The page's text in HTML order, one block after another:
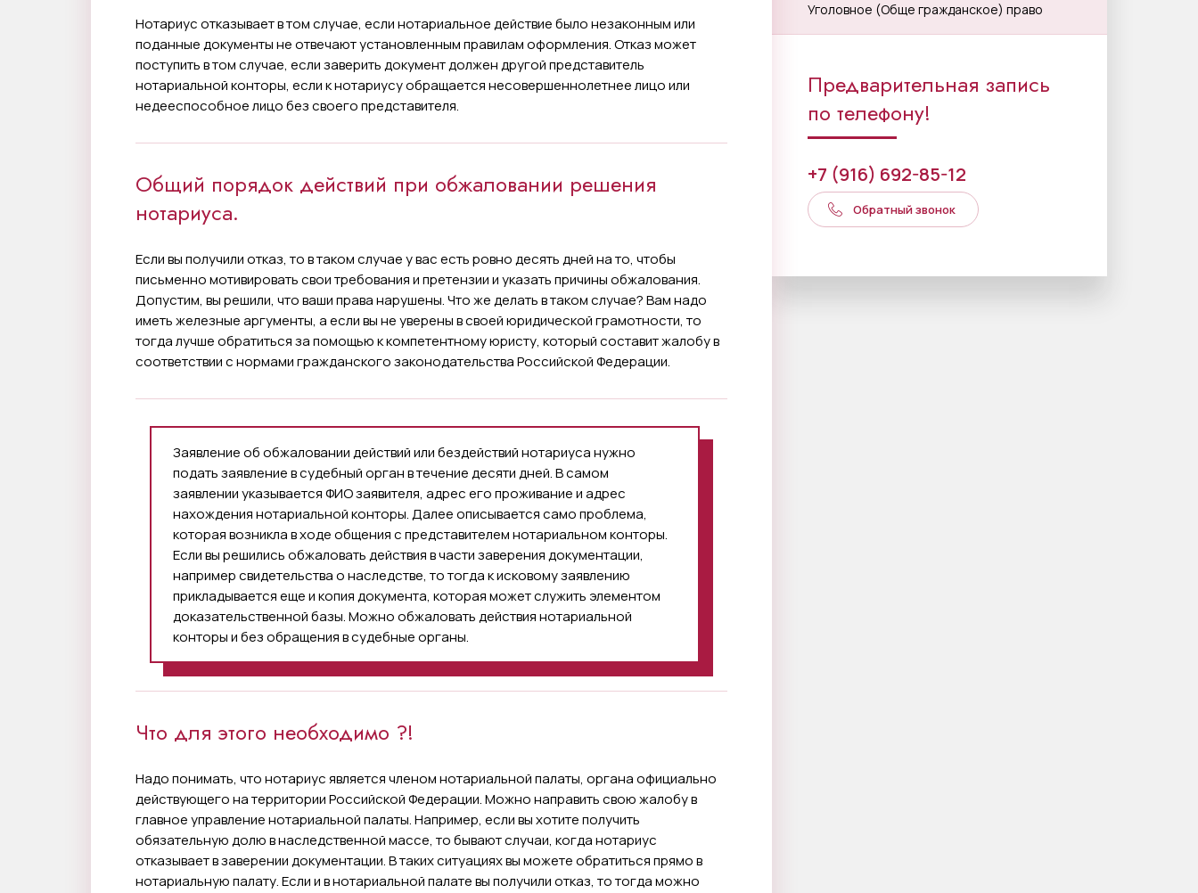
Нотариус отказывает в том случае, если нотариальное действие было незаконным или
поданные документы не отвечают установленным правилам оформления. Отказ может
поступить в том случае, если заверить документ должен другой представитель
нотариальной конторы, если к нотариусу обращается несовершеннолетнее лицо или
недееспособное лицо без своего представителя.
Общий порядок действий при обжаловании решения
нотариуса.
Если вы получили отказ, то в таком случае у вас есть ровно десять дней на то, чтобы
письменно мотивировать свои требования и претензии и указать причины обжалования.
Допустим, вы решили, что ваши права нарушены. Что же делать в таком случае? Вам надо
иметь железные аргументы, а если вы не уверены в своей юридической грамотности, то
тогда лучше обратиться за помощью к компетентному юристу, который составит жалобу в
соответствии с нормами гражданского законодательства Российской Федерации.
Заявление об обжаловании действий или бездействий нотариуса нужно
подать заявление в судебный орган в течение десяти дней. В самом
заявлении указывается ФИО заявителя, адрес его проживание и адрес
нахождения нотариальной конторы. Далее описывается само проблема,
которая возникла в ходе общения с представителем нотариальном конторы.
Если вы решились обжаловать действия в части заверения документации,
например свидетельства о наследстве, то тогда к исковому заявлению
прикладывается еще и копия документа, которая может служить элементом
доказательственной базы. Можно обжаловать действия нотариальной
конторы и без обращения в судебные органы.
Что для этого необходимо ?!
Надо понимать, что нотариус является членом нотариальной палаты, органа официально
действующего на территории Российской Федерации. Можно направить свою жалобу в
главное управление нотариальной палаты. Например, если вы хотите получить
обязательную долю в наследственной массе, то бывают случаи, когда нотариус
отказывает в заверении документации. В таких ситуациях вы можете обратиться прямо в
нотариальную палату. Если и в нотариальной палате вы получили отказ, то тогда можно
Уголовное (Обще гражданское) право
Предварительная запись
по телефону!
+7 (916) 692-85-12
Обратный звонок